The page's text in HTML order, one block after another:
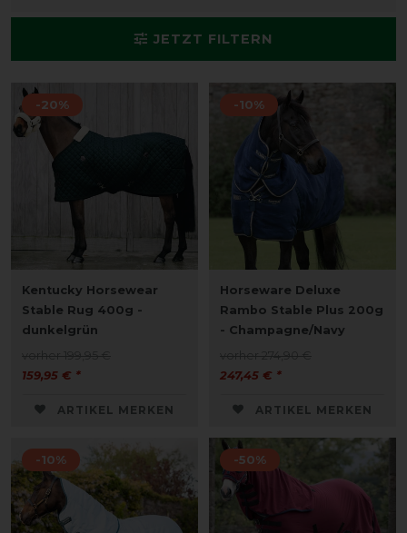
JETZT FILTERN
-20%
Kentucky Horsewear
Stable Rug 400g -
dunkelgrün
159,95 € *
ARTIKEL MERKEN
-10%
Horseware Deluxe
Rambo Stable Plus 200g
- Champagne/Navy
247,45 € *
ARTIKEL MERKEN
-10% -50%